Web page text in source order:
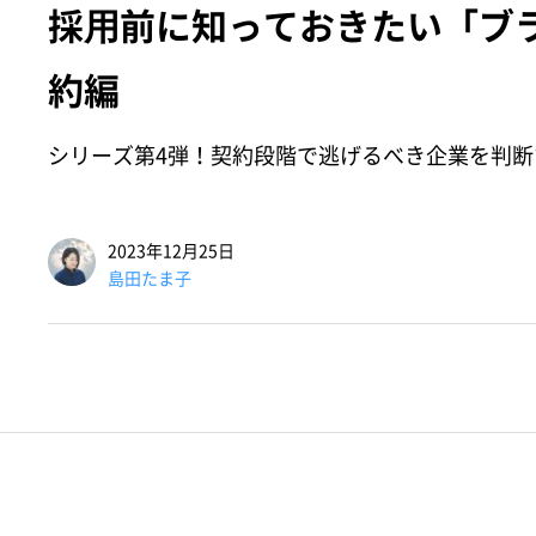
採⽤前に知っておきたい「ブ
約編
シリーズ第4弾！契約段階で逃げるべき企業を判
2023年12月25日
島田たま子